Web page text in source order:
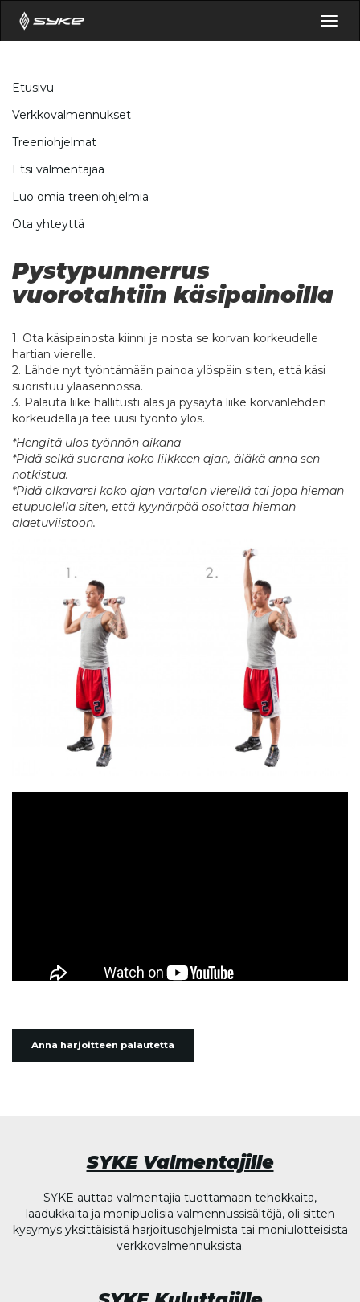
Etusivu
Verkkovalmennukset
Treeniohjelmat
Etsi valmentajaa
Luo omia treeniohjelmia
Ota yhteyttä
Pystypunnerrus
vuorotahtiin käsipainoilla
1. Ota käsipainosta kiinni ja nosta se korvan korkeudelle
hartian vierelle.
2. Lähde nyt työntämään painoa ylöspäin siten, että käsi
suoristuu yläasennossa.
3. Palauta liike hallitusti alas ja pysäytä liike korvanlehden
korkeudella ja tee uusi työntö ylös.
*Hengitä ulos työnnön aikana
*Pidä selkä suorana koko liikkeen ajan, äläkä anna sen
notkistua.
*Pidä olkavarsi koko ajan vartalon vierellä tai jopa hieman
etupuolella siten, että kyynärpää osoittaa hieman
alaetuviistoon.
Anna harjoitteen palautetta
SYKE Valmentajille
SYKE auttaa valmentajia tuottamaan tehokkaita,
laadukkaita ja monipuolisia valmennussisältöjä, oli sitten
kysymys yksittäisistä harjoitusohjelmista tai moniulotteisista
verkkovalmennuksista.